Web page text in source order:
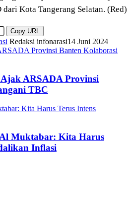
Kota Tangerang Selatan. (Red)
Copy URL
Redaksi infonarasi14 Juni 2024
Provinsi Banten Kolaborasi
ARSADA Provinsi
TBC
Kita Harus Terus Intens
Muktabar: Kita Harus
Inflasi